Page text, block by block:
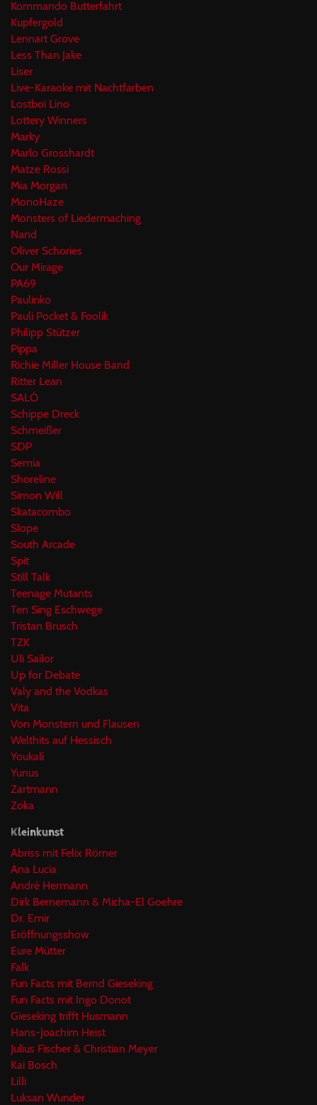
Kommando Butterfahrt
Kupfergold
Lennart Grove
Less Than Jake
Liser
Live-Karaoke mit Nachtfarben
Lostboi Lino
Lottery Winners
Marky
Marlo Grosshardt
Matze Rossi
Mia Morgan
MonoHaze
Monsters of Liedermaching
Nand
Oliver Schories
Our Mirage
PA69
Paulinko
Pauli Pocket & Foolik
Philipp Stützer
Pippa
Richie Miller House Band
Ritter Lean
SALÓ
Schippe Dreck
Schmeißer
SDP
Semia
Shoreline
Simon Will
Skatacombo
Slope
South Arcade
Spit
Still Talk
Teenage Mutants
Ten Sing Eschwege
Tristan Brusch
TZK
Uli Sailor
Up for Debate
Valy and the Vodkas
Vita
Von Monstern und Flausen
Welthits auf Hessisch
Youkalí
Yunus
Zartmann
Zoka
Kleinkunst
Abriss mit Felix Römer
Ana Lucia
André Hermann
Dirk Bernemann & Micha-El Goehre
Dr. Emir
Eröffnungsshow
Eure Mütter
Falk
Fun Facts mit Bernd Gieseking
Fun Facts mit Ingo Donot
Gieseking trifft Husmann
Hans-Joachim Heist
Julius Fischer & Christian Meyer
Kai Bosch
Lilli
Luksan Wunder